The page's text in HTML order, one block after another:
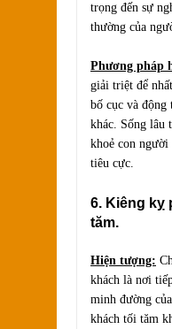
trọng đến sự
thường của
Phương pháp
giải triệt để
bố cục và động
khác. Sống lâu
khoẻ con người
tiêu cực.
6. Kiêng kỵ
tăm.
Hiện tượng:
khách là nơi
minh đường
khách tối tăm